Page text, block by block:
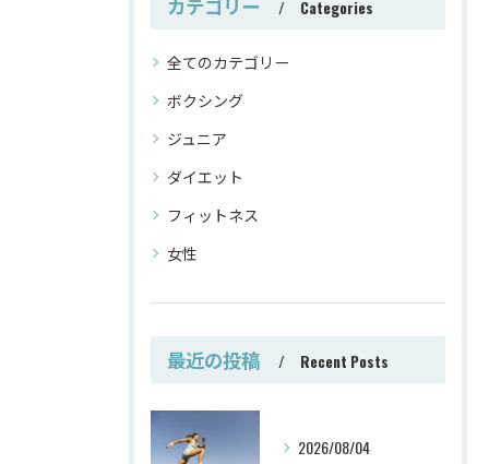
Categories
全てのカテゴリー
ボクシング
ジュニア
ダイエット
フィットネス
女性
最近の投稿 Recent Posts
2026/08/04